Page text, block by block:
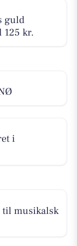
guld
kr.
i
til musikalsk